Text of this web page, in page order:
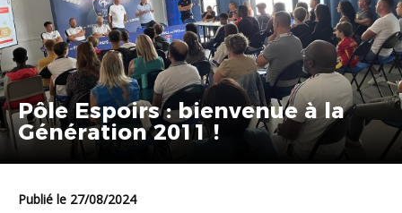
Pôle Espoirs : bienvenue à la
Génération 2011 !
Publié le 27/08/2024